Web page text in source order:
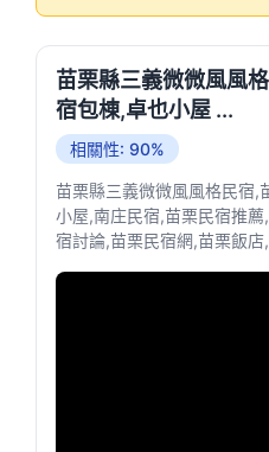
苗栗縣三義微微風風
宿包棟,卓也小屋 ...
相關性: 90%
苗栗縣三義微微風風格民宿,
小屋,南庄民宿,苗栗民宿推
宿討論,苗栗民宿網,苗栗飯